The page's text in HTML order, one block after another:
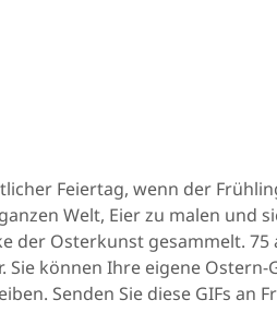
Feiertag, wenn der
Welt, Eier zu malen und
der Osterkunst gesammelt. 75
Sie können Ihre eigene
Senden Sie diese GIFs an